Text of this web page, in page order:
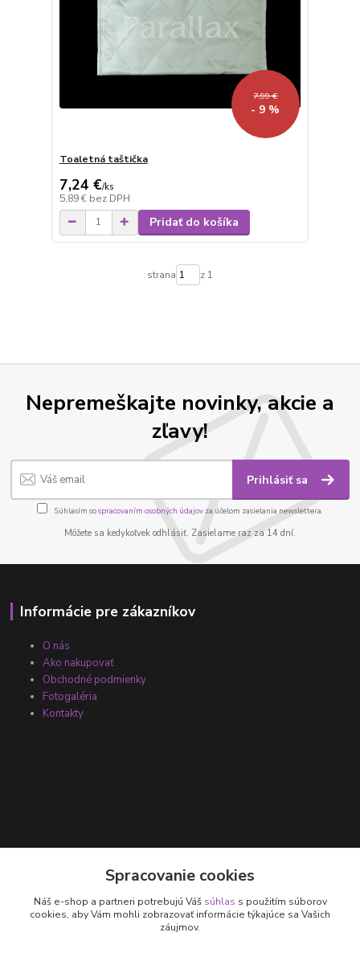
7,99 €
- 9 %
Toaletná taštička
7,24 €/ks
5,89 € bez DPH
Pridať do košíka
strana z 1
Nepremeškajte novinky, akcie a
zľavy!
Prihlásiť sa
Súhlasím sospracovaním osobných údajov za účelom zasielania newslettera.
Môžete sa kedykoľvek odhlásiť. Zasielame raz za 14 dní.
Informácie pre zákazníkov
O nás
Ako nakupovať
Obchodné podmienky
Fotogaléria
Kontakty
+421 905 531 251
Spracovanie cookies
Náš e-shop a partneri potrebujú Váš súhlas s použitím súborov
cookies, aby Vám mohli zobrazovať informácie týkajúce sa Vašich
záujmov.